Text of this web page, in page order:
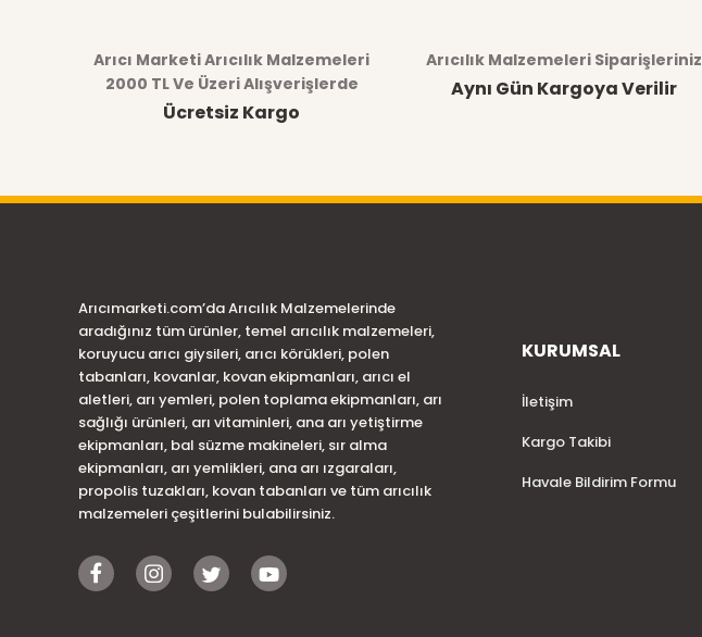
Arıcı Marketi Arıcılık Malzemeleri
2000 TL Ve Üzeri Alışverişlerde
Ücretsiz Kargo
Arıcılık Malzemeleri Siparişleriniz
Aynı Gün Kargoya Verilir
Arıcımarketi.com’da Arıcılık Malzemelerinde
aradığınız tüm ürünler, temel arıcılık malzemeleri,
koruyucu arıcı giysileri, arıcı körükleri, polen
tabanları, kovanlar, kovan ekipmanları, arıcı el
aletleri, arı yemleri, polen toplama ekipmanları, arı
sağlığı ürünleri, arı vitaminleri, ana arı yetiştirme
ekipmanları, bal süzme makineleri, sır alma
ekipmanları, arı yemlikleri, ana arı ızgaraları,
propolis tuzakları, kovan tabanları ve tüm arıcılık
malzemeleri çeşitlerini bulabilirsiniz.
KURUMSAL
İletişim
Kargo Takibi
Havale Bildirim Formu